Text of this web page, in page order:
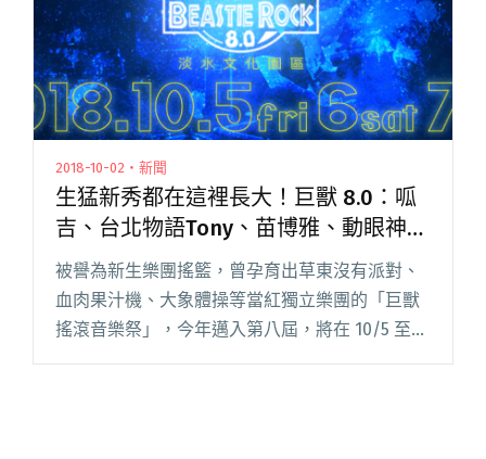
2018-10-02・新聞
生猛新秀都在這裡長大！巨獸 8.0：呱
吉、台北物語Tony、苗博雅、動眼神
經⋯⋯跨界登場
被譽為新生樂團搖籃，曾孕育出草東沒有派對、
血肉果汁機、大象體操等當紅獨立樂團的「巨獸
搖滾音樂祭」，今年邁入第八屆，將在 10/5 至
10/7 於淡水文化園區殼牌倉庫繼續舉辦。作為無